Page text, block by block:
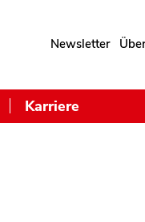
Newsletter
Karriere